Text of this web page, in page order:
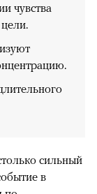
чувства
сильный
в